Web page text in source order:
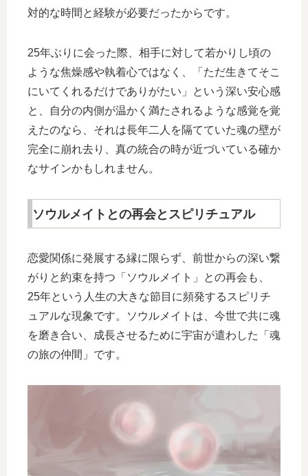
対的な時間と経験が必要だったからです。
25年ぶりに会った際、相手に対して若かりし頃の
ような焦燥感や執着心ではなく、「ただ生きてそこ
にいてくれるだけでありがたい」という深い安心感
と、自分の内側が温かく満たされるような感覚を覚
えたのなら、それは長年二人を隔てていた魂の壁が
完全に崩れ去り、真の統合の時が近づいている確か
なサインかもしれません。
ソウルメイトとの再会とスピリチュアル
恋愛関係に発展する縁に限らず、前世からの深い繋
がりと約束を持つ「ソウルメイト」との再会も、
25年という人生の大きな節目に頻発するスピリチ
ュアルな現象です。ソウルメイトは、今世で共に魂
を磨き合い、成長させるために宇宙が遣わした「魂
の旅の仲間」です。